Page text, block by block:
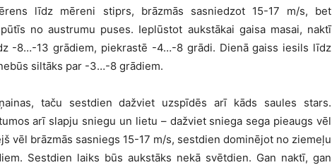
līdz mēreni stiprs, brāzmās sasniedzot 15-17 m/s, bet
no austrumu puses. Ieplūstot aukstākai gaisa masai, naktī
-8…-13 grādiem, piekrastē -4…-8 grādi. Dienā gaiss iesils līdz
siltāks par -3…-8 grādiem.
taču sestdien dažviet uzspīdēs arī kāds saules stars.
arī slapju sniegu un lietu – dažviet sniega sega pieaugs vēl
vēl brāzmās sasniegs 15-17 m/s, sestdien dominējot no ziemeļu
Sestdien laiks būs aukstāks nekā svētdien. Gan naktī, gan